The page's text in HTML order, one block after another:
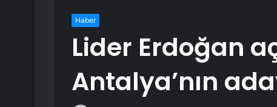
Haber
Lider Erdoğan
Antalya’nın